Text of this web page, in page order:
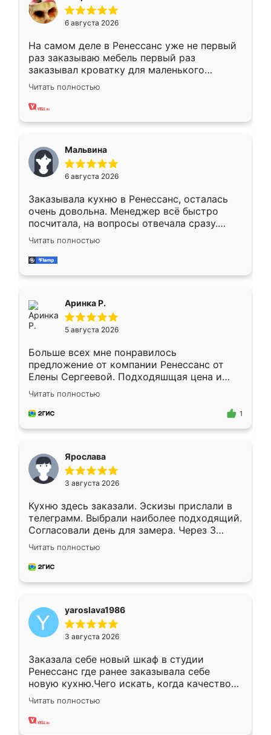
6 августа 2026
На самом деле в Ренессанс уже не первый
раз заказываю мебель первый раз
заказывал кроватку для маленького
ребёнка при его рождении ,во второй раз
заказал шкаф-купе. По качеству очень
хорошее сборка достаточно быстрая,
меньше, здесь же он более разнообразный.
Мне нравится ,если что-то потребуется из
мебели буду заказывать только здесь.
Читать полностью
Мальвина
6 августа 2026
Заказывала кухню в Ренессанс, осталась
очень довольна. Менеджер всё быстро
посчитала, на вопросы отвечала сразу.
Замерщик приехал в субботу, подошёл к
делу со всей ответственностью. Собрали
за день, ребята работали аккуратно, даже
Читать полностью
Аринка Р.
5 августа 2026
Больше всех мне понравилось
предложение от компании Ренессанс от
Елены Сергеевой. Подходяшщая цена и
короткие сроки изготовления. Приехавший
для замера сотрудник Владислав
предложил по моему эскизу самый
Читать полностью
1
Ярослава
3 августа 2026
Кухню здесь заказали. Эскизы прислали в
телеграмм. Выбрали наиболее подходящий.
Согласовали день для замера. Через 3
недели кухня была уже готова. Остались
довольны работой. Спасибо Ренессанс
мебель за качественную работу!
Читать полностью
yaroslava1986
3 августа 2026
Заказала себе новый шкаф в студии
Ренессанс где ранее заказывала себе
новую кухню.Чего искать, когда качеством
вполне довольна. Служит кухня уже почти
два года, нареканий нет.
Читать полностью